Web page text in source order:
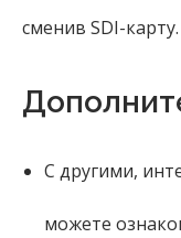
сменив SDI-карту.
С другими,
можете